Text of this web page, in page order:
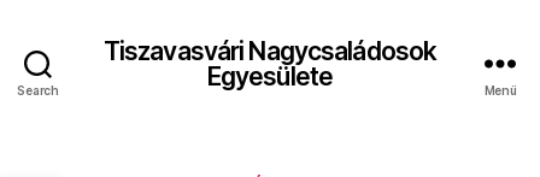
Search
Tiszavasvári Nagycsaládosok
Egyesülete
Menü